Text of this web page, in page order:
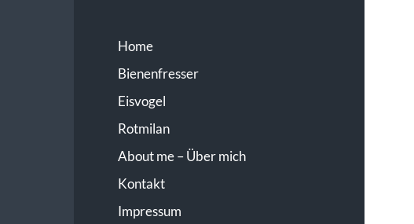
Home
Bienenfresser
Eisvogel
Rotmilan
About me – Über mich
Kontakt
Impressum